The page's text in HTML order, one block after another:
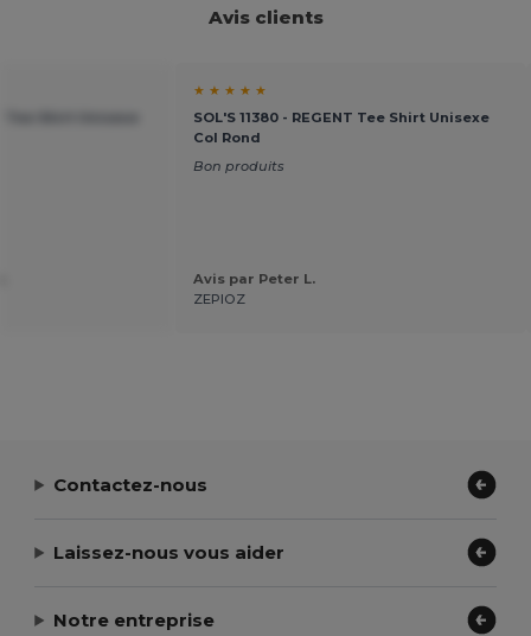
Avis clients
★ ★ ★ ★ ★
SOL'S 11380 - REGENT Tee Shirt Unisexe
Col Rond
Bon produits
Avis par Peter L.
ZEPIOZ
Contactez-nous
Laissez-nous vous aider
Notre entreprise